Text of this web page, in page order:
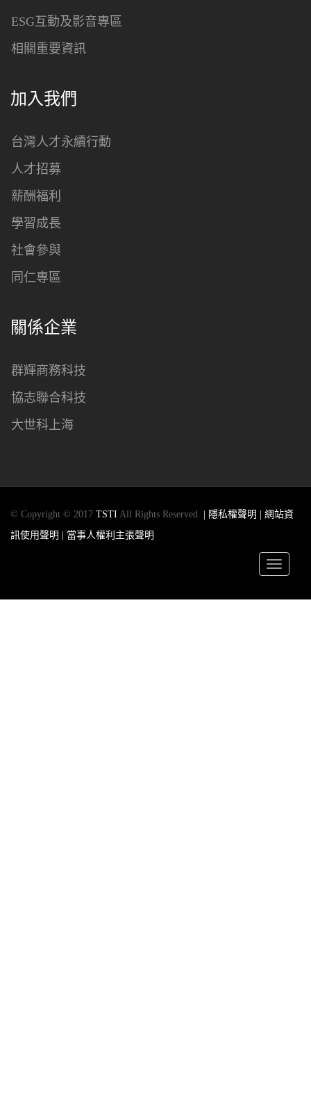
ESG互動及影音專區
相關重要資訊
加入我們
台灣人才永續行動
人才招募
薪酬福利
學習成長
社會參與
同仁專區
關係企業
群輝商務科技
協志聯合科技
大世科上海
© Copyright © 2017 TSTI All Rights Reserved. | 隱私權聲明 | 網站資
訊使用聲明 | 當事人權利主張聲明
Toggle